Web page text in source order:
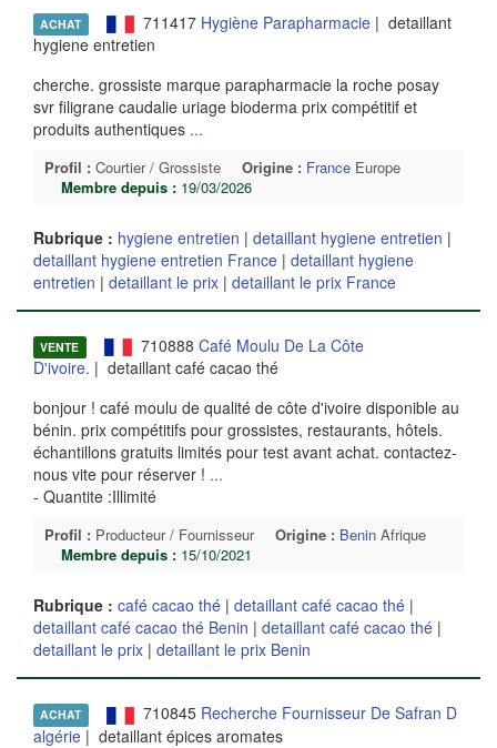
ACHAT 711417 Hygiène Parapharmacie| detaillant
hygiene entretien
cherche. grossiste marque parapharmacie la roche posay
svr filigrane caudalie uriage bioderma prix compétitif et
produits authentiques ...
Profil : Courtier / Grossiste Origine : France Europe
Membre depuis : 19/03/2026
Rubrique : hygiene entretien | detaillant hygiene entretien |
detaillant hygiene entretien France | detaillant hygiene
entretien | detaillant le prix | detaillant le prix France
VENTE 710888 Café Moulu De La Côte
D'ivoire. | detaillant café cacao thé
bonjour ! café moulu de qualité de côte d'ivoire disponible au
bénin. prix compétitifs pour grossistes, restaurants, hôtels.
échantillons gratuits limités pour test avant achat. contactez-
nous vite pour réserver ! ...
- Quantite :Illimité
Profil : Producteur / Fournisseur Origine : Benin Afrique
Membre depuis : 15/10/2021
Rubrique : café cacao thé | detaillant café cacao thé |
detaillant café cacao thé Benin | detaillant café cacao thé |
detaillant le prix | detaillant le prix Benin
ACHAT 710845 Recherche Fournisseur De Safran D
algérie | detaillant épices aromates